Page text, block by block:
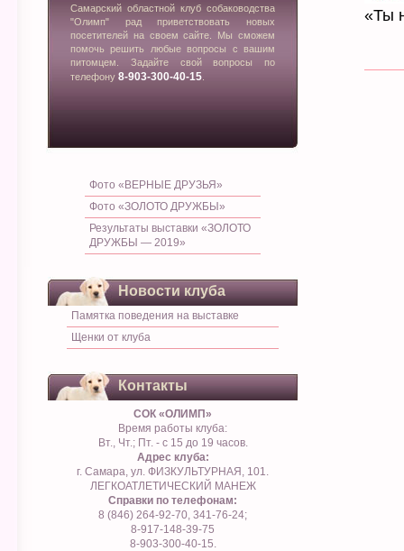
Самарский областной клуб собаководства
"Олимп" рад приветствовать новых
посетителей на своем сайте. Мы сможем
помочь решить любые вопросы с вашим
питомцем. Задайте свой вопросы по
телефону 8-903-300-40-15
Фото «ВЕРНЫЕ ДРУЗЬЯ»
Фото «ЗОЛОТО ДРУЖБЫ»
Результаты выставки «ЗОЛОТО
ДРУЖБЫ — 2019»
Новости клуба
Памятка поведения на выставке
Щенки от клуба
Контакты
СОК «ОЛИМП»
Время работы клуба:
Вт., Чт.; Пт. - с 15 до 19 часов.
Адрес клуба:
г. Самара, ул. ФИЗКУЛЬТУРНАЯ, 101.
ЛЕГКОАТЛЕТИЧЕСКИЙ МАНЕЖ
Справки по телефонам:
8 (846) 264-92-70, 341-76-24;
8-917-148-39-75
8-903-300-40-15.
«Ты